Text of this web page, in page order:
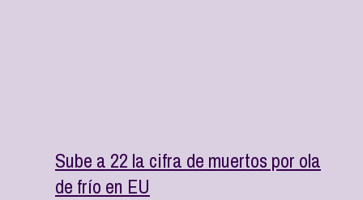
Sube a 22 la cifra de muertos por ola
de frío en EU